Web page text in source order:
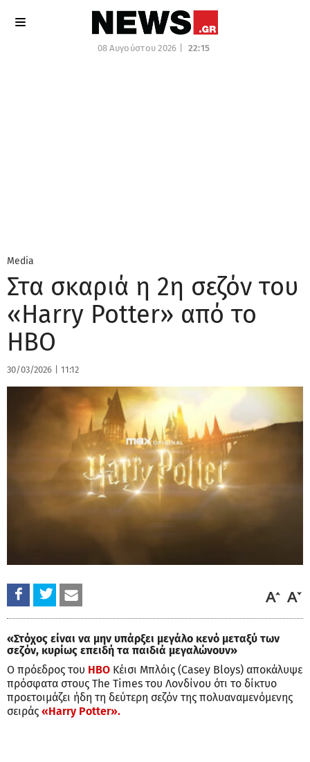
08 Αυγούστου 2026 | 22:15
Media
Στα σκαριά η 2η σεζόν του
«Harry Potter» από το
HBO
30/03/2026 11:12
«Στόχος είναι να μην υπάρξει μεγάλο κενό μεταξύ των
σεζόν, κυρίως επειδή τα παιδιά μεγαλώνουν»
Ο πρόεδρος του HBO Κέισι Μπλόις (Casey Bloys) αποκάλυψε
πρόσφατα στους The Times του Λονδίνου ότι το δίκτυο
προετοιμάζει ήδη τη δεύτερη σεζόν της πολυαναμενόμενης
σειράς «Harry Potter».